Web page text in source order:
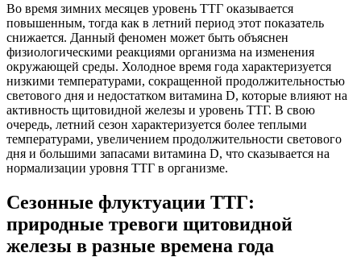
Во время зимних месяцев уровень ТТГ оказывается
повышенным, тогда как в летний период этот показатель
снижается. Данный феномен может быть объяснен
физиологическими реакциями организма на изменения
окружающей среды. Холодное время года характеризуется
низкими температурами, сокращенной продолжительностью
светового дня и недостатком витамина D, которые влияют на
активность щитовидной железы и уровень ТТГ. В свою
очередь, летний сезон характеризуется более теплыми
температурами, увеличением продолжительности светового
дня и большими запасами витамина D, что сказывается на
нормализации уровня ТТГ в организме.
Сезонные флуктуации ТТГ:
природные тревоги щитовидной
железы в разные времена года